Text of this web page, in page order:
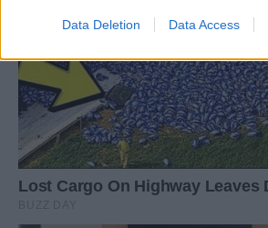
Data Deletion Data Access